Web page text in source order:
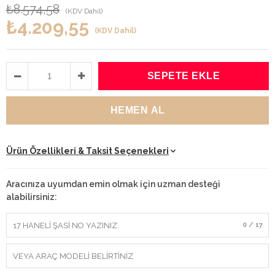
₺8.574,58 (KDV Dahil)
₺4.209,55 (KDV Dahil)
Ürün Özellikleri & Taksit Seçenekleri
Aracınıza uyumdan emin olmak için uzman desteği
alabilirsiniz:
0 / 17